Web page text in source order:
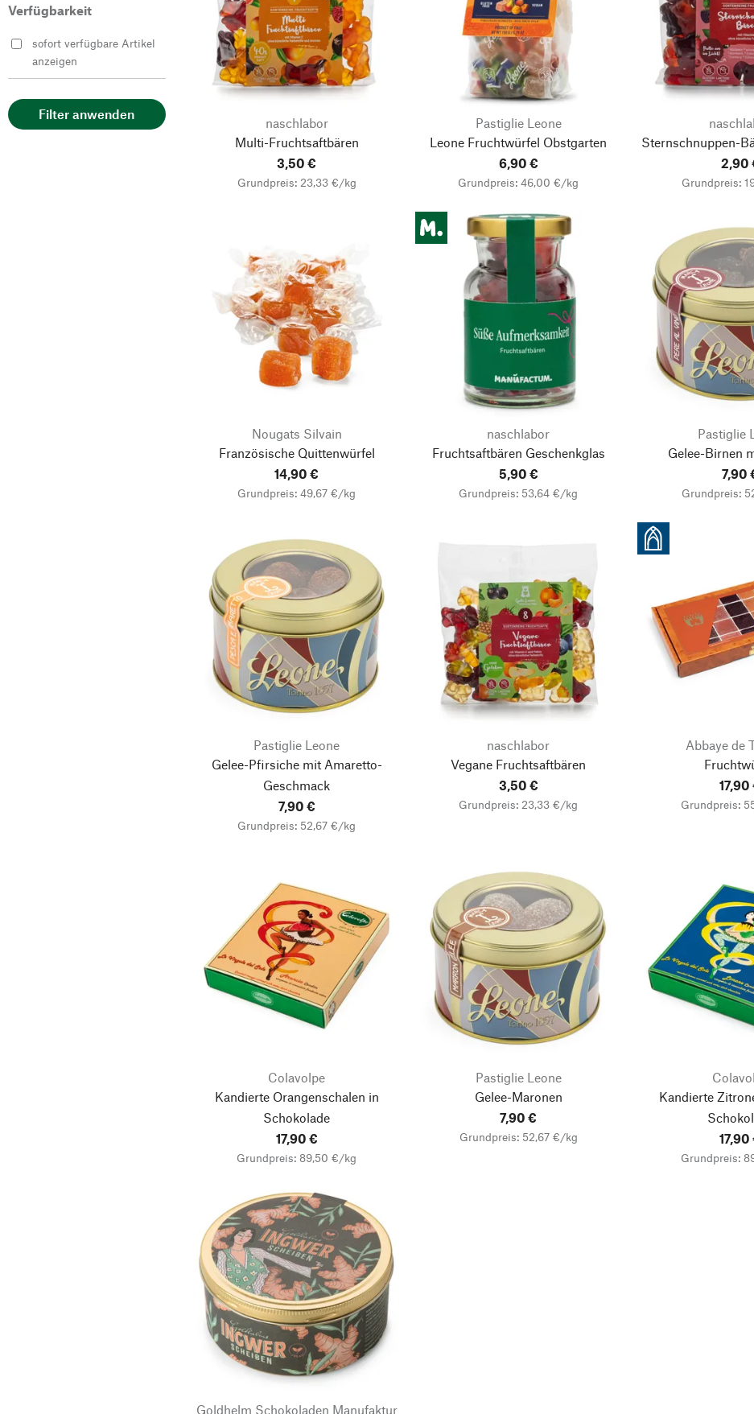
Nougats Silvain
Pastiglie Leone
Verfügbarkeit
sofort verfügbare Artikel
anzeigen
Filter anwenden
naschlabor
Multi-Fruchtsaftbären
3,50 €
Grundpreis: 23,33 €/kg
Pastiglie Leone
Leone Fruchtwürfel Obstgarten
6,90 €
Grundpreis: 46,00 €/kg
Sternschnuppen-
2,90
Grundpreis:
Nougats Silvain
Französische Quittenwürfel
14,90 €
Grundpreis: 49,67 €/kg
naschlabor
Fruchtsaftbären Geschenkglas
5,90 €
Grundpreis: 53,64 €/kg
Pastiglie
Gelee-Birnen
7,90
Grundpreis:
Pastiglie Leone
Gelee-Pfirsiche mit Amaretto-
Geschmack
7,90 €
Grundpreis: 52,67 €/kg
naschlabor
Vegane Fruchtsaftbären
3,50 €
Grundpreis: 23,33 €/kg
Abbaye de
17,90
Grundpreis:
Colavolpe
Kandierte Orangenschalen in
Schokolade
17,90 €
Grundpreis: 89,50 €/kg
Pastiglie Leone
Gelee-Maronen
7,90 €
Grundpreis: 52,67 €/kg
Kandierte
17,90
Grundpreis:
Goldhelm Schokoladen Manufaktur